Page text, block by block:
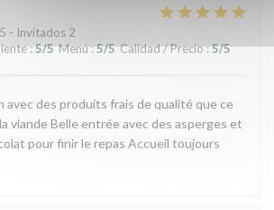
- Invitados 2
:5/5 Menú:5/5 Calidad / Precio:5/5
avec des produits frais de qualité que ce
viande Belle entrée avec des asperges et
pour finir le repas Accueil toujours